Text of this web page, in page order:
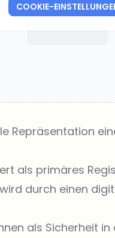
COOKIE-
Repräsentation
als primäres
durch einen
als Sicherheit